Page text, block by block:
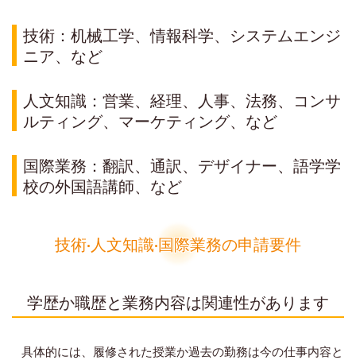
技術：机械工学、情報科学、システムエンジ
ニア、など
人文知識：営業、経理、人事、法務、コンサ
ルティング、マーケティング、など
国際業務：翻訳、通訳、デザイナー、語学学
校の外国語講師、など
技術·人文知識·国際業務の申請要件
学歴か職歴と業務内容は関連性があります
具体的には、履修された授業か過去の勤務は今の仕事内容と